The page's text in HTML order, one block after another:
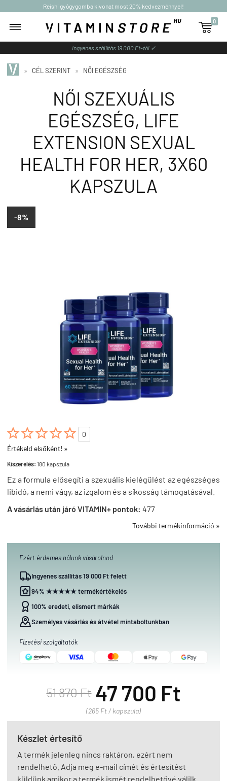
Reishi gyógygomba kivonat most 20% kedvezménnyel!

0
Ingyenes szállítás 19 000 Ft-tól ✓
» CÉL SZERINT » NŐI EGÉSZSÉG
NŐI SZEXUÁLIS
EGÉSZSÉG, LIFE
EXTENSION SEXUAL
HEALTH FOR HER, 3X60
KAPSZULA
-8%

0
Értékeld elsőként! »
Kiszerelés: 180 kapszula
Ez a formula elősegíti a szexuális kielégülést az egészséges
libidó, a nemi vágy, az izgalom és a síkosság támogatásával.
A vásárlás után járó VITAMIN+ pontok: 477
További termékinformáció »
Ezért érdemes nálunk vásárolnod
Ingyenes szállítás 19 000 Ft felett
94% ★★★★★ termékértékelés
100% eredeti, elismert márkák
Személyes vásárlás és átvétel mintaboltunkban
Fizetési szolgáltatók
51 870 Ft 47 700 Ft
(265 Ft / kapszula)
Készlet értesítő
A termék jelenleg nincs raktáron, ezért nem
rendelhető. Adja meg e-mail címét és értesítést
küldünk amikor a termék ismét rendelhetővé válilk.